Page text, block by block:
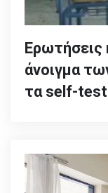
Ερωτήσεις
άνοιγμα
τα self-test